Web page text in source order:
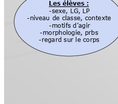
Les élèves :
-sexe, LG, LP
-niveau de classe, contexte
-motifs d’agir
-morphologie, prbs
-regard sur le corps